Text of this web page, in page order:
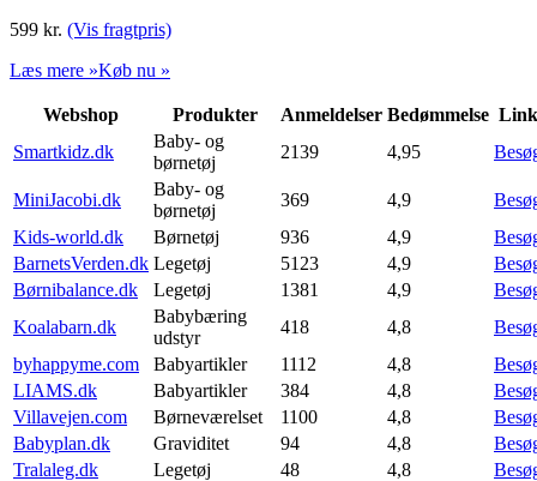
599 kr. (Vis fragtpris)
Læs mere »Køb nu »
Webshop Produkter Anmeldelser Bedømmelse Link
Smartkidz.dk
Baby- og
børnetøj
2139 4,95
MiniJacobi.dk
Baby- og
børnetøj
369 4,9
Kids-world.dk
Børnetøj 936 4,9
BarnetsVerden.dk Legetøj 5123 4,9
Børnibalance.dk
Legetøj 1381 4,9
Koalabarn.dk
Babybæring
udstyr
418 4,8
byhappyme.com
Babyartikler 1112 4,8
LIAMS.dk
Babyartikler 384 4,8
Villavejen.com
Børneværelset 1100 4,8
Babyplan.dk
Graviditet 94 4,8
Tralaleg.dk
Legetøj 48 4,8